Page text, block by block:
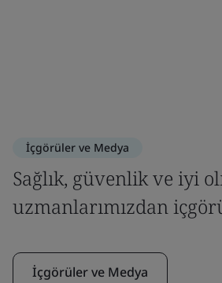
İçgörüler ve Medya
Sağlık, güvenlik ve iyi
uzmanlarımızdan
İçgörüler ve Medya